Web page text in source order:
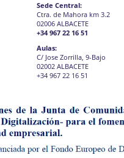
Sede Central:
Ctra. de Mahora km 3.2
02006 ALBACETE
+34 967 22 16 51
Aulas:
C/ Jose Zorrilla, 9-Bajo
02002 ALBACETE
+34 967 22 16 51